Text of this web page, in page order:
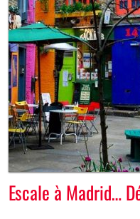
Escale à Madrid…